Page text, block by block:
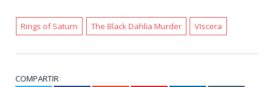
Rings of Saturn The Black Dahlia Murder VIscera
COMPARTIR